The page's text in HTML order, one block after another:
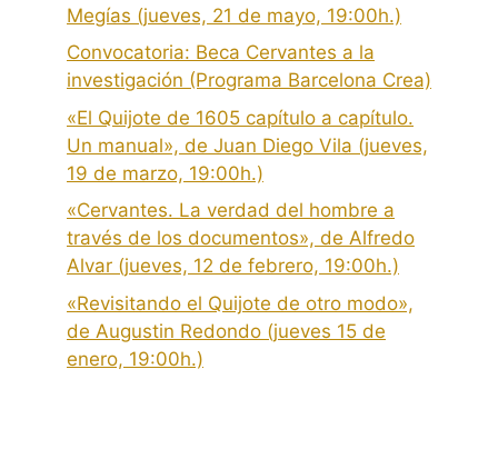
Megías (jueves, 21 de mayo, 19:00h.)
Convocatoria: Beca Cervantes a la
investigación (Programa Barcelona Crea)
«El Quijote de 1605 capítulo a capítulo.
Un manual», de Juan Diego Vila (jueves,
19 de marzo, 19:00h.)
«Cervantes. La verdad del hombre a
través de los documentos», de Alfredo
Alvar (jueves, 12 de febrero, 19:00h.)
«Revisitando el Quijote de otro modo»,
de Augustin Redondo (jueves 15 de
enero, 19:00h.)